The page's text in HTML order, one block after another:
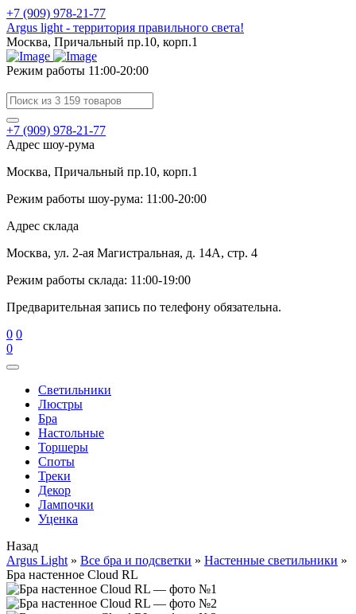
+7 (909) 978-21-77
Argus light - территория правильного света!
Москва, Причальный пр.10, корп.1
Режим работы 11:00-20:00
+7 (909) 978-21-77
Адрес шоу-рума
Москва, Причальный пр.10, корп.1
Режим работы шоу-рума: 11:00-20:00
Адрес склада
Москва, ул. 2-ая Магистральная, д. 14А, стр. 4
Режим работы склада: 11:00-19:00
Предварительная запись по телефону обязательна.
0 0
0
Cветильники
Люстры
Бра
Настольные
Торшеры
Споты
Треки
Декор
Лампочки
Уценка
Назад
Argus Light » Все бра и подсветки » Настенные светильники »
Бра настенное Cloud RL